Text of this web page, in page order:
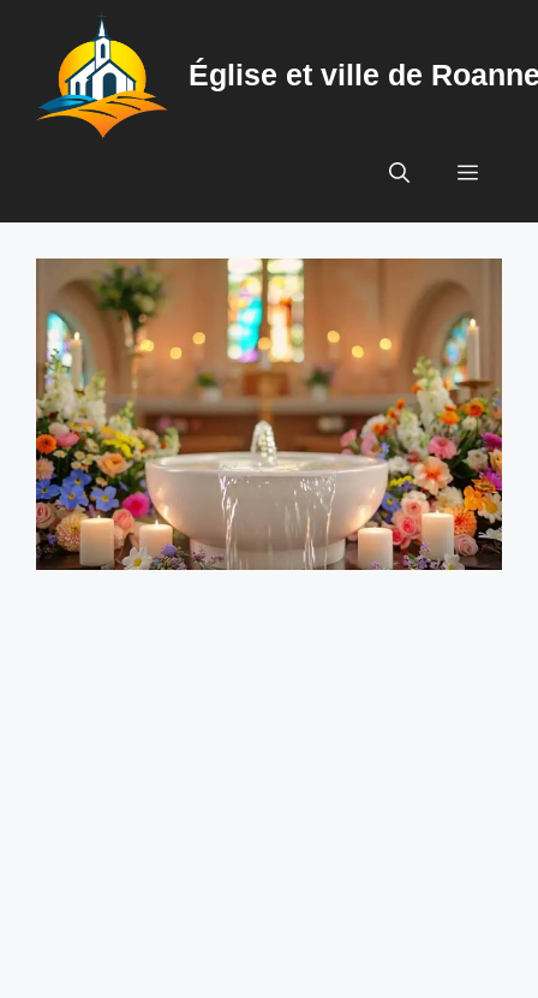
contenu
Église et ville de
Menu